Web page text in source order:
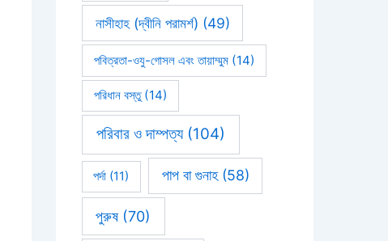
নাসীহাহ (দ্বীনি পরামর্শ) (49)
পবিত্রতা-ওযু-গোসল এবং তায়াম্মুম(14)
পরিধান বস্তু(14)
পরিবার ও দাম্পত্য(104)
পর্দা (11) পাপ বা গুনাহ(58)
পুরুষ (70)